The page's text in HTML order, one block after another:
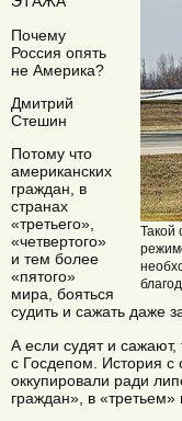
Такой
Почему
Россия опять
не Америка?
Дмитрий
Стешин
Потому что
американских
граждан, в
странах
«третьего»,
«четвертого»
и тем более
«пятого»
мира, бояться
судить и сажать даже
А если судят и сажают,
с Госдепом. История
оккупировали ради
граждан», в